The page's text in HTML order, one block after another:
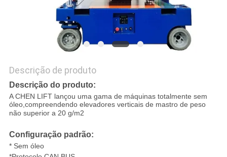
Descrição de produto
Descrição do produto:
A CHEN LIFT lançou uma gama de máquinas totalmente sem
óleo,compreendendo elevadores verticais de mastro de peso
não superior a 20 g/m2
Configuração padrão:
* Sem óleo